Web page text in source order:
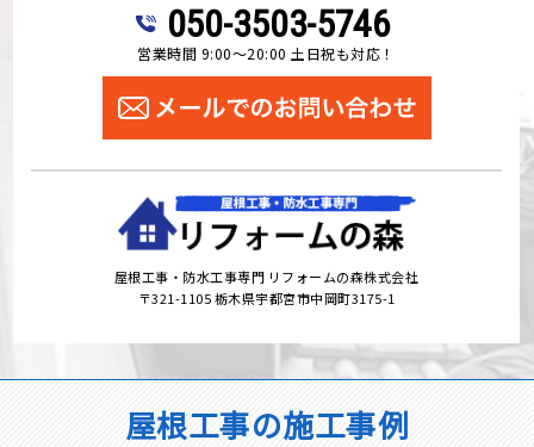
050-3503-5746
営業時間 9:00～20:00 土日祝も対応！
屋根工事・防水工事専門 リフォームの森株式会社
〒321-1105 栃木県宇都宮市中岡町3175-1
屋根工事の施工事例